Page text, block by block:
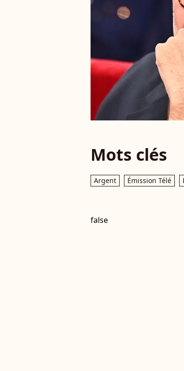
Mots clés
Argent Émission Télé
false